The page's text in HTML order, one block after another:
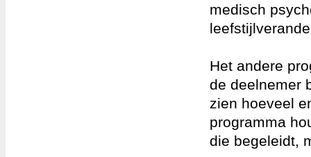
medisch
Het andere
de deelnemer
zien hoeveel
programma
die begeleidt,